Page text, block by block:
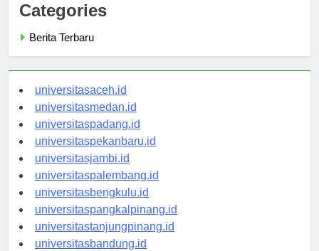
Categories
Berita Terbaru
universitasaceh.id
universitasmedan.id
universitaspadang.id
universitaspekanbaru.id
universitasjambi.id
universitaspalembang.id
universitasbengkulu.id
universitaspangkalpinang.id
universitastanjungpinang.id
universitasbandung.id